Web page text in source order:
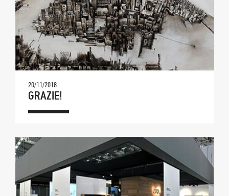
20/11/2018
GRAZIE!